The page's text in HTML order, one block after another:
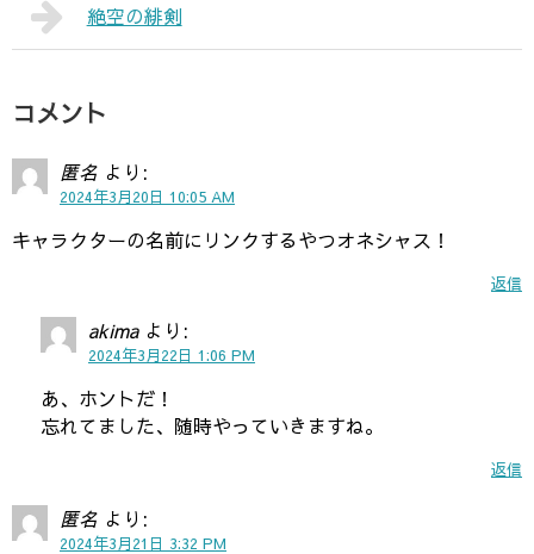
絶空の緋剣
コメント
匿名 より:
2024年3月20日 10:05 AM
キャラクターの名前にリンクするやつオネシャス！
返信
akima より:
2024年3月22日 1:06 PM
あ、ホントだ！
忘れてました、随時やっていきますね。
返信
匿名 より:
2024年3月21日 3:32 PM